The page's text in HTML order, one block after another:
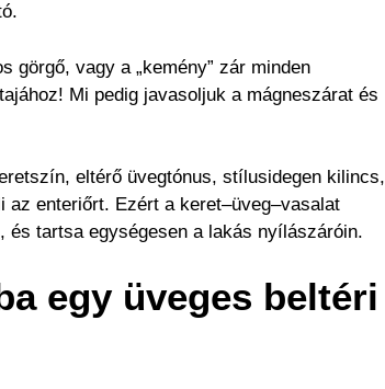
görgő, vagy a „kemény” zár minden
Mi pedig javasoljuk a mágneszárat és
eltérő üvegtónus, stílusidegen kilincs,
enteriőrt. Ezért a keret–üveg–vasalat
tartsa egységesen a lakás nyílászáróin.
egy üveges beltéri